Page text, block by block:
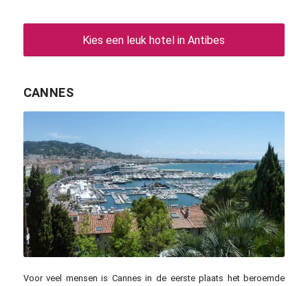
Kies een leuk hotel in Antibes
CANNES
Hermann / pixabay.com
Voor veel mensen is Cannes in de eerste plaats het beroemde